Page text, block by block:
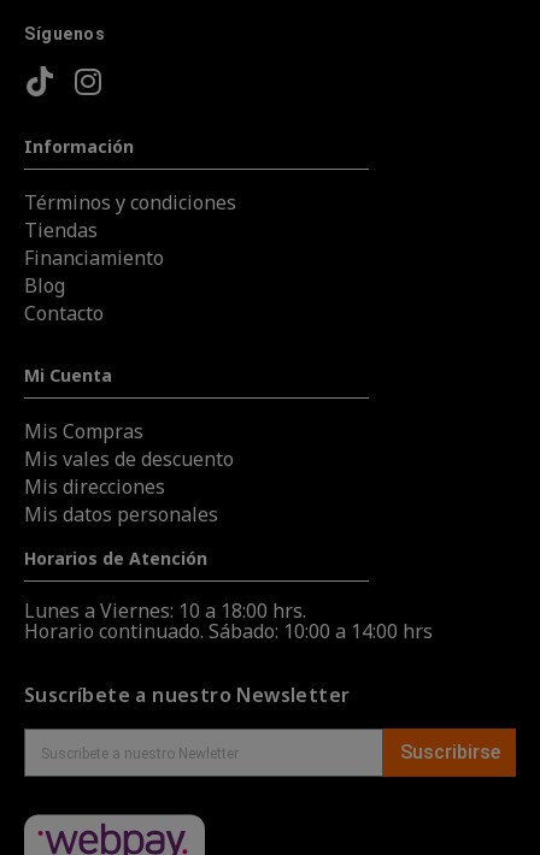
Síguenos
Información
Términos y condiciones
Tiendas
Financiamiento
Blog
Contacto
Mi Cuenta
Mis Compras
Mis vales de descuento
Mis direcciones
Mis datos personales
Horarios de Atención
Lunes a Viernes: 10 a 18:00 hrs.
Horario continuado. Sábado: 10:00 a 14:00 hrs
Suscríbete a nuestro Newsletter
Suscribirse